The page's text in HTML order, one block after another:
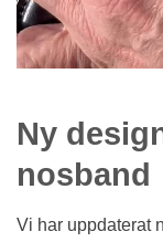
Ny
nosband
Vi har uppdaterat